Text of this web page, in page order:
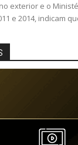
exterior e o
e 2014, indicam